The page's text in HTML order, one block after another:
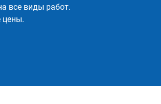
все виды работ.
цены.